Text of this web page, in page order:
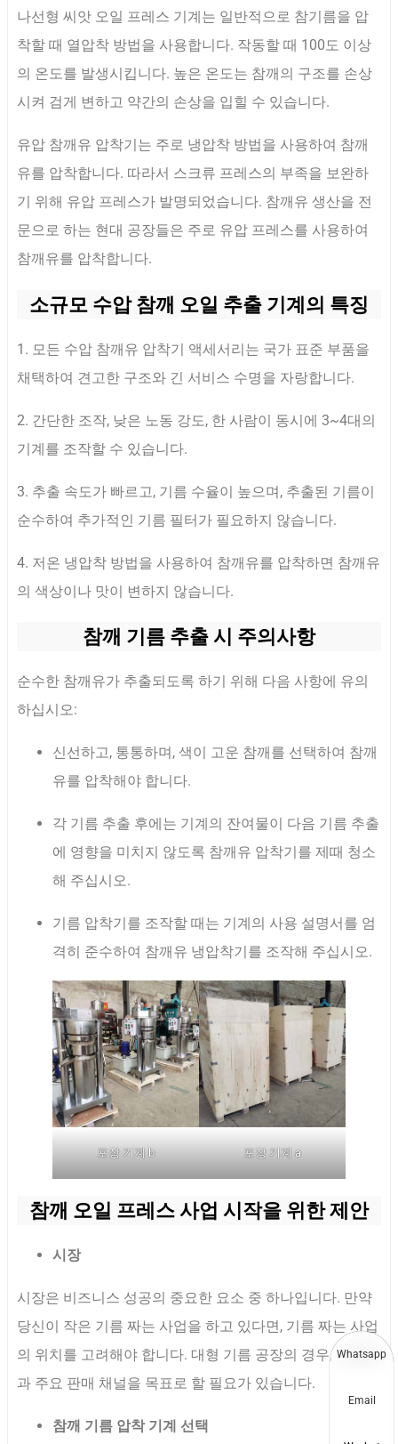
나선형 씨앗 오일 프레스 기계는 일반적으로 참기름을 압
착할 때 열압착 방법을 사용합니다. 작동할 때 100도 이상
의 온도를 발생시킵니다. 높은 온도는 참깨의 구조를 손상
시켜 검게 변하고 약간의 손상을 입힐 수 있습니다.
유압 참깨유 압착기는 주로 냉압착 방법을 사용하여 참깨
유를 압착합니다. 따라서 스크류 프레스의 부족을 보완하
기 위해 유압 프레스가 발명되었습니다. 참깨유 생산을 전
문으로 하는 현대 공장들은 주로 유압 프레스를 사용하여
참깨유를 압착합니다.
소규모 수압 참깨 오일 추출 기계의 특징
1. 모든 수압 참깨유 압착기 액세서리는 국가 표준 부품을
채택하여 견고한 구조와 긴 서비스 수명을 자랑합니다.
2. 간단한 조작, 낮은 노동 강도, 한 사람이 동시에 3~4대의
기계를 조작할 수 있습니다.
3. 추출 속도가 빠르고, 기름 수율이 높으며, 추출된 기름이
순수하여 추가적인 기름 필터가 필요하지 않습니다.
4. 저온 냉압착 방법을 사용하여 참깨유를 압착하면 참깨유
의 색상이나 맛이 변하지 않습니다.
참깨 기름 추출 시 주의사항
순수한 참깨유가 추출되도록 하기 위해 다음 사항에 유의
하십시오:
신선하고, 통통하며, 색이 고운 참깨를 선택하여 참깨
유를 압착해야 합니다.
각 기름 추출 후에는 기계의 잔여물이 다음 기름 추출
에 영향을 미치지 않도록 참깨유 압착기를 제때 청소
해 주십시오.
기름 압착기를 조작할 때는 기계의 사용 설명서를 엄
격히 준수하여 참깨유 냉압착기를 조작해 주십시오.
포장 기계 b 포장 기계 a
참깨 오일 프레스 사업 시작을 위한 제안
시장
시장은 비즈니스 성공의 중요한 요소 중 하나입니다. 만약
당신이 작은 기름 짜는 사업을 하고 있다면, 기름 짜는 사업
의 위치를 고려해야 합니다. 대형 기름 공장의 경우, 사람들
과 주요 판매 채널을 목표로 할 필요가 있습니다.
참깨 기름 압착 기계 선택
Whatsapp
Email